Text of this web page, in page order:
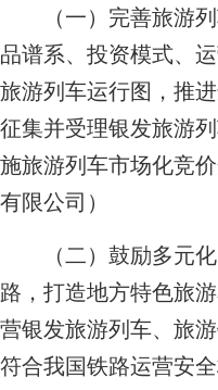
（一）完善旅游列
品谱系、投资模式、
旅游列车运行图，推
征集并受理银发旅游
施旅游列车市场化竞
有限公司）
（二）鼓励多元化
路，打造地方特色旅
营银发旅游列车、旅
符合我国铁路运营安